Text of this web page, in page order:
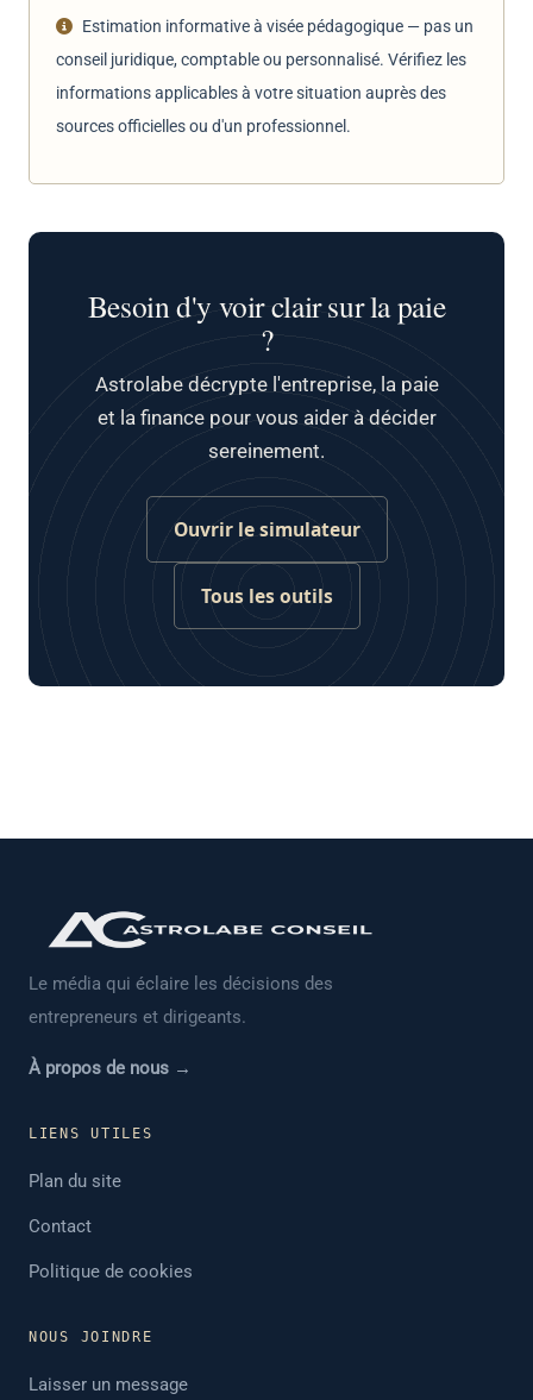
Estimation informative à visée pédagogique — pas un
conseil juridique, comptable ou personnalisé. Vérifiez les
informations applicables à votre situation auprès des
sources officielles ou d'un professionnel.
Besoin d'y voir clair sur la paie
?
Astrolabe décrypte l'entreprise, la paie
et la finance pour vous aider à décider
sereinement.
Ouvrir le simulateur
Tous les outils
Le média qui éclaire les décisions des
entrepreneurs et dirigeants.
À propos de nous →
LIENS UTILES
Plan du site
Contact
Politique de cookies
NOUS JOINDRE
Laisser un message